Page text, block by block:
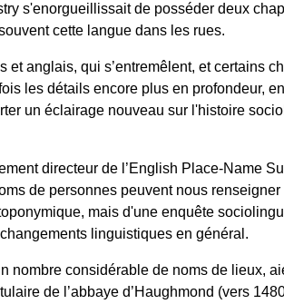
s'enorgueillissait de posséder deux
cette langue dans les rues.
anglais, qui s’entremêlent, et certains
les détails encore plus en profondeur,
un éclairage nouveau sur l'histoire
directeur de l’English Place-Name
de personnes peuvent nous
mais d'une enquête
linguistiques en général.
considérable de noms de lieux,
de l’abbaye d’Haughmond (vers